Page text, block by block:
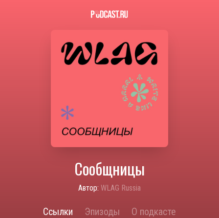
Сообщницы
Автор: WLAG Russia
Ссылки Эпизоды О подкасте